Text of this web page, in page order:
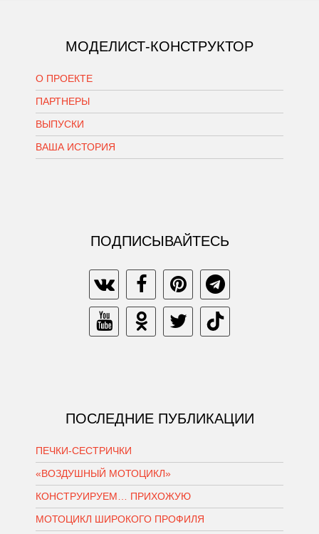
МОДЕЛИСТ-КОНСТРУКТОР
О ПРОЕКТЕ
ПАРТНЕРЫ
ВЫПУСКИ
ВАША ИСТОРИЯ
ПОДПИСЫВАЙТЕСЬ
ПОСЛЕДНИЕ ПУБЛИКАЦИИ
ПЕЧКИ-СЕСТРИЧКИ
«ВОЗДУШНЫЙ МОТОЦИКЛ»
КОНСТРУИРУЕМ… ПРИХОЖУЮ
МОТОЦИКЛ ШИРОКОГО ПРОФИЛЯ